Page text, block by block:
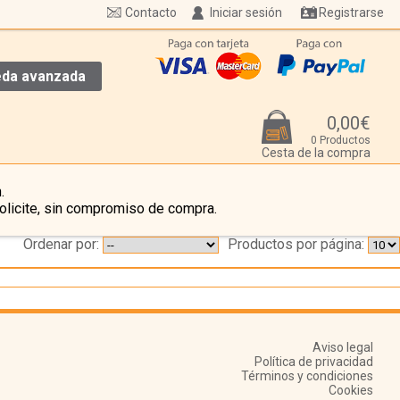
Iniciar sesión Registrarse
Contacto
avanzada
0,00€
0 Productos
Cesta de la compra
sin compromiso de compra.
Productos por página:
Ordenar por:
Aviso legal
Política de privacidad
Términos y condiciones
Cookies